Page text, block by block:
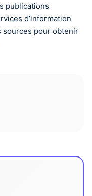
publications
d’information
sources pour obtenir